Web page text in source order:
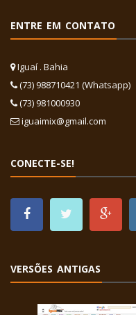
ENTRE EM CONTATO
Iguaí . Bahia
(73) 988710421 (Whatsapp)
(73) 981000930
iguaimix@gmail.com
CONECTE-SE!
VERSÕES ANTIGAS